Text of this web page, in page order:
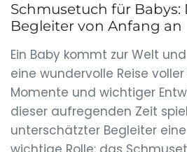
Schmusetuch für Babys:
Begleiter von Anfang an
Ein Baby kommt zur Welt
eine wundervolle Reise
Momente und wichtiger
dieser aufregenden Zeit
unterschätzter Begleiter